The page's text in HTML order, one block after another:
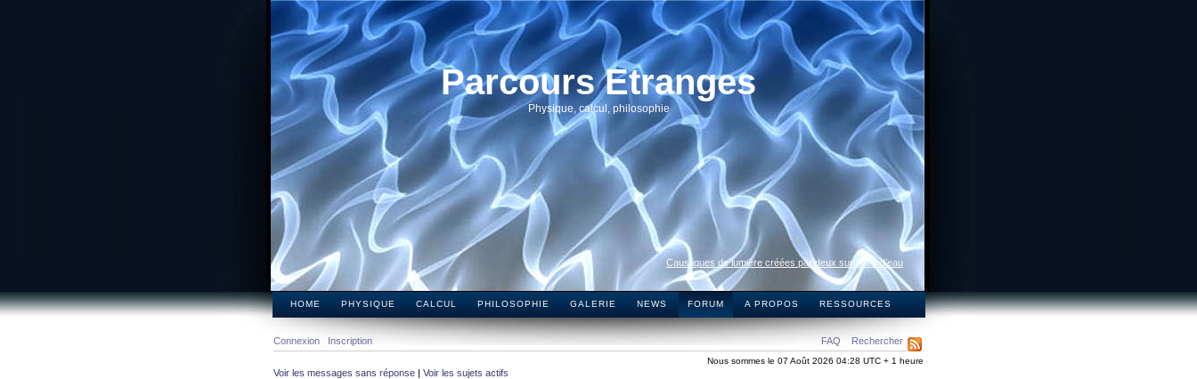
Parcours Etranges
Physique, calcul, philosophie
Caustiques de lumière créées par deux surfaces d’eau
HOME PHYSIQUE CALCUL PHILOSOPHIE GALERIE NEWS FORUM A PROPOS RESSOURCES
FAQ Rechercher
Connexion Inscription
Nous sommes le 07 Août 2026 04:28 UTC + 1 heure
Voir les messages sans réponse | Voir les sujets actifs